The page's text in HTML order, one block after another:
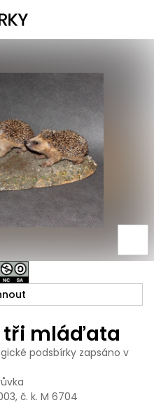
tři mláďata
podsbírky zapsáno v
č. k. M 6704